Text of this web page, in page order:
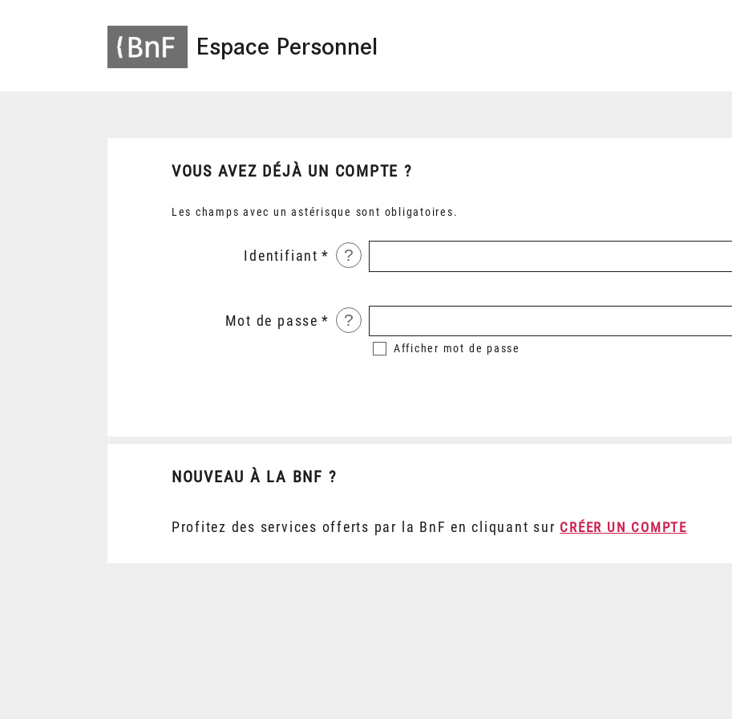
Espace Personnel
VOUS AVEZ DÉJÀ UN COMPTE ?
Les champs avec un astérisque sont obligatoires.
Identifiant ?
Mot de passe ?
Afficher mot de passe
NOUVEAU À LA BNF ?
Profitez des services offerts par la BnF en cliquant sur CRÉER UN COMPTE